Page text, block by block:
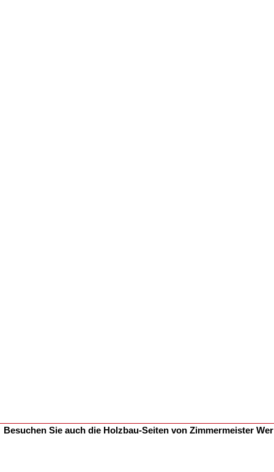
Besuchen Sie auch die Holzbau-Seiten von Zimmermeister